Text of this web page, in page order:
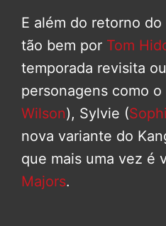
E além do retorno
tão bem por Tom
temporada revisita
personagens como
Wilson), Sylvie (
nova variante do
que mais uma vez é
Majors.